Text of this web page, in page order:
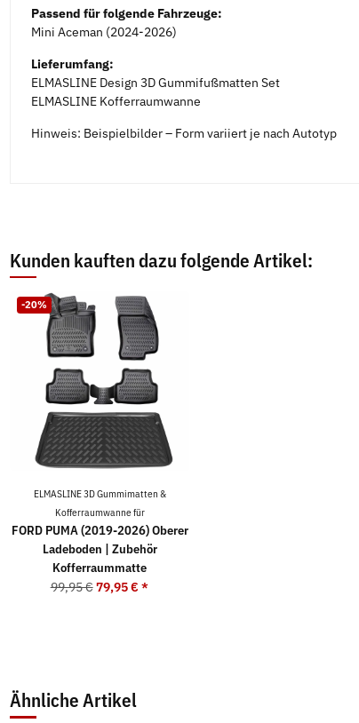
Passend für folgende Fahrzeuge:
Mini Aceman (2024-2026)
Lieferumfang:
ELMASLINE Design 3D Gummifußmatten Set
ELMASLINE Kofferraumwanne
Hinweis: Beispielbilder – Form variiert je nach Autotyp
Kunden kauften dazu folgende Artikel:
-20%
ELMASLINE 3D Gummimatten &
Kofferraumwanne für
FORD PUMA (2019-2026) Oberer
Ladeboden | Zubehör
Kofferraummatte
99,95 € 79,95 €*
Ähnliche Artikel